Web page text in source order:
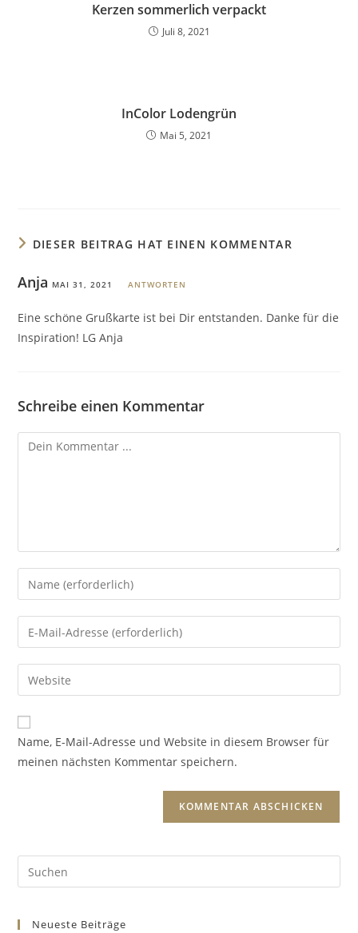
Kerzen sommerlich verpackt
Juli 8, 2021
InColor Lodengrün
Mai 5, 2021
DIESER BEITRAG HAT EINEN KOMMENTAR
Anja MAI 31, 2021 ANTWORTEN
Eine schöne Grußkarte ist bei Dir entstanden. Danke für die
Inspiration! LG Anja
Schreibe einen Kommentar
Name, E-Mail-Adresse und Website in diesem Browser für
meinen nächsten Kommentar speichern.
Neueste Beiträge